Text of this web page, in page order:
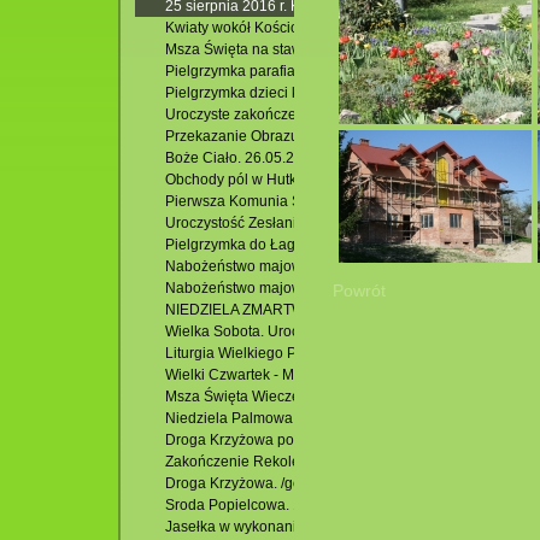
25 sierpnia 2016 r. Koncert X Jubileuszowego Festiwalu
Kwiaty wokół Kościoła p.w. Zesłania Ducha Św. w
Msza Święta na stawach. 24.06.2016 r.
Pielgrzymka parafialna: Słowacja -Zakopane-
Pielgrzymka dzieci komunijnych , rocznicowych i ich
Uroczyste zakończenie Oktawy Bożego Ciała.
Przekazanie Obrazu M. B. Krasnobrodzkiej z Hutek do
Boże Ciało. 26.05.2016 r.
Obchody pól w Hutkach. 22.05.2016 r.
Pierwsza Komunia Święta. 22.05.2106 r.
Uroczystość Zesłania Ducha Świętego – odpust parafiny
Pielgrzymka do Łagiewnik. 12.05.2016 r.
Nabożeństwo majowe w Jacni.
Nabożeństwo majowe przy krzyżu w Hutkach.
NIEDZIELA ZMARTWYCHWSTANIA Rezurekcja
Wielka Sobota. Uroczysta Liturgia Wigilii Paschalnej
Liturgia Wielkiego Piątku
Wielki Czwartek - Msza Św. Wieczerzy Pańskiej
Msza Święta Wieczerzy Pańskiej
Niedziela Palmowa. 20.03.2016 r.
Droga Krzyżowa po osiedlu Podzamek. 18.03.2016 r.
Zakończenie Rekolekcji Wielkopostnych. /godz.11.00/
Droga Krzyżowa. /godz. 17.30/
Sroda Popielcowa. 10.02.2016 r.
Jasełka w wykonaniu POW w Krasnobrodzie.
Powrót